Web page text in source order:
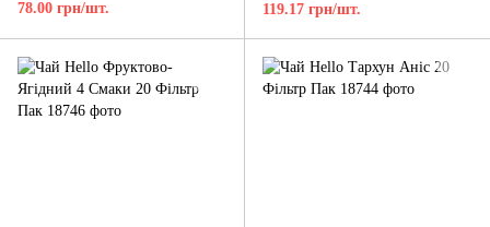
78.00 грн/шт.
119.17 грн/шт.